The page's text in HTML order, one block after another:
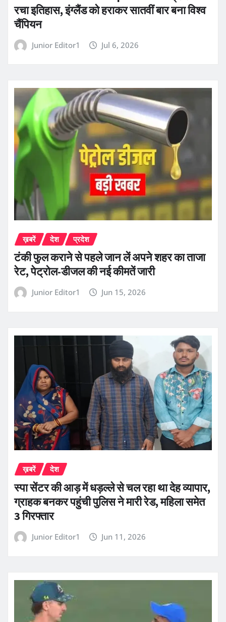
रचा इतिहास, इंग्लैंड को हराकर सातवीं बार बना विश्व
चैंपियन
Junior Editor1 Jul 6, 2026
ख़बरें देश प्रदेश
टंकी फुल कराने से पहले जान लें अपने शहर का ताजा
रेट, पेट्रोल-डीजल की नई कीमतें जारी
Junior Editor1 Jun 15, 2026
ख़बरें देश
स्पा सेंटर की आड़ में धड़ल्ले से चल रहा था देह व्यापार,
ग्राहक बनकर पहुंची पुलिस ने मारी रेड, महिला समेत
3 गिरफ्तार
Junior Editor1 Jun 11, 2026